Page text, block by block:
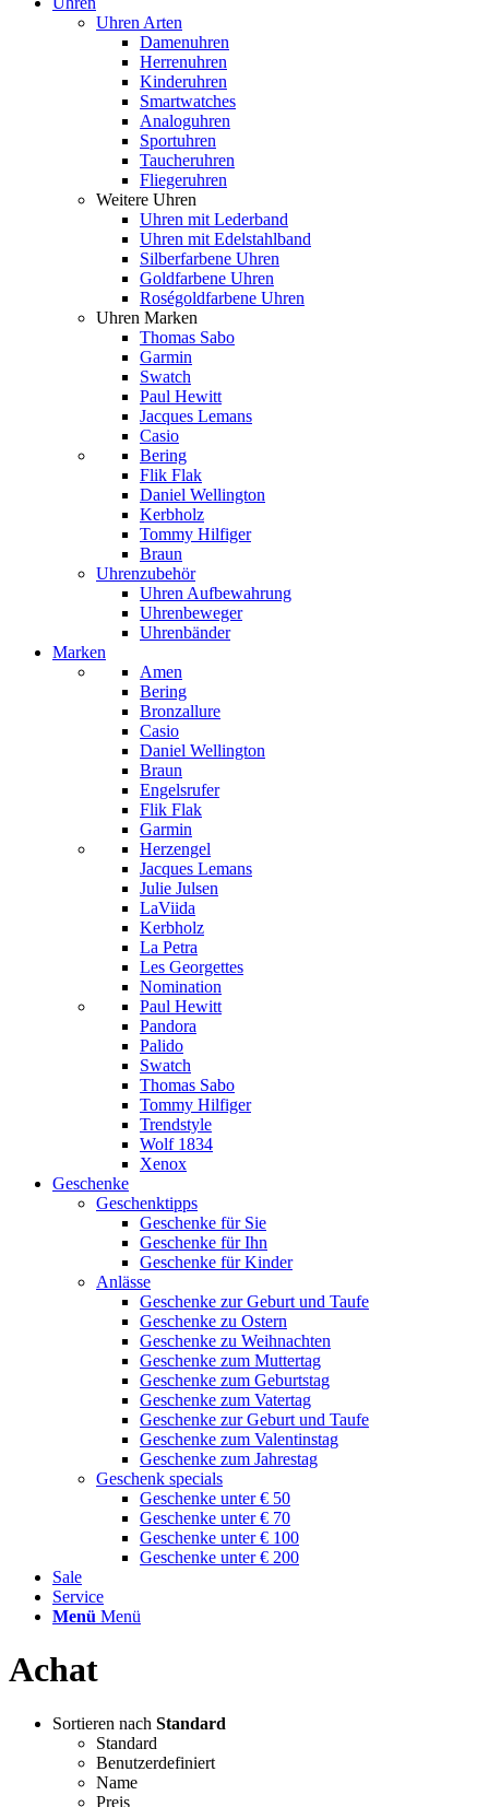
Uhren Arten
Damenuhren
Herrenuhren
Kinderuhren
Smartwatches
Analoguhren
Sportuhren
Taucheruhren
Fliegeruhren
Weitere Uhren
Uhren mit Lederband
Uhren mit Edelstahlband
Silberfarbene Uhren
Goldfarbene Uhren
Roségoldfarbene Uhren
Uhren Marken
Thomas Sabo
Garmin
Swatch
Paul Hewitt
Jacques Lemans
Casio
Bering
Flik Flak
Daniel Wellington
Kerbholz
Tommy Hilfiger
Braun
Uhrenzubehör
Uhren Aufbewahrung
Uhrenbeweger
Uhrenbänder
Marken
Amen
Bering
Bronzallure
Casio
Daniel Wellington
Braun
Engelsrufer
Flik Flak
Garmin
Herzengel
Jacques Lemans
Julie Julsen
LaViida
Kerbholz
La Petra
Les Georgettes
Nomination
Paul Hewitt
Pandora
Palido
Swatch
Thomas Sabo
Tommy Hilfiger
Trendstyle
Wolf 1834
Xenox
Geschenke
Geschenktipps
Geschenke für Sie
Geschenke für Ihn
Geschenke für Kinder
Anlässe
Geschenke zur Geburt und Taufe
Geschenke zu Ostern
Geschenke zu Weihnachten
Geschenke zum Muttertag
Geschenke zum Geburtstag
Geschenke zum Vatertag
Geschenke zur Geburt und Taufe
Geschenke zum Valentinstag
Geschenke zum Jahrestag
Geschenk specials
Geschenke unter € 50
Geschenke unter € 70
Geschenke unter € 100
Geschenke unter € 200
Sale
Service
Menü Menü
Achat
Sortieren nach Standard
Standard
Benutzerdefiniert
Name
Preis